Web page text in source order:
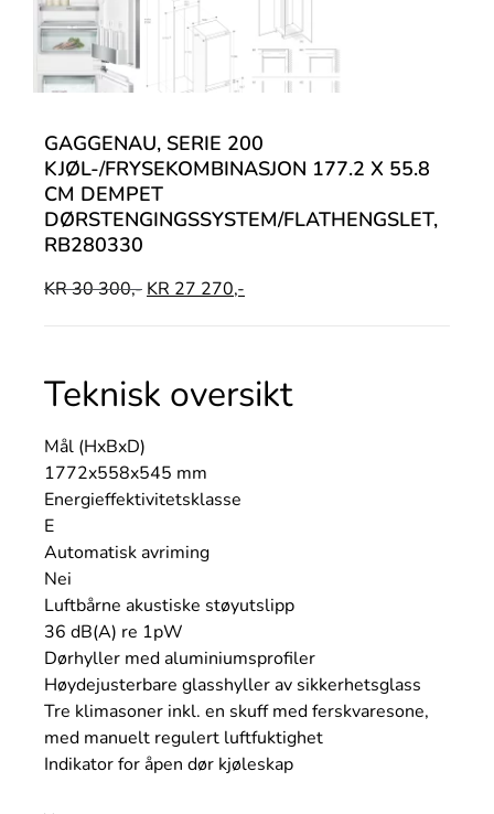
GAGGENAU, SERIE 200
KJØL-/FRYSEKOMBINASJON 177.2 X 55.8
CM DEMPET
DØRSTENGINGSSYSTEM/FLATHENGSLET,
RB280330
KR30 300,- KR 27 270,-
Teknisk oversikt
Mål (HxBxD)
1772x558x545 mm
Energieffektivitetsklasse
E
Automatisk avriming
Nei
Luftbårne akustiske støyutslipp
36 dB(A) re 1pW
Dørhyller med aluminiumsprofiler
Høydejusterbare glasshyller av sikkerhetsglass
Tre klimasoner inkl. en skuff med ferskvaresone,
med manuelt regulert luftfuktighet
Indikator for åpen dør kjøleskap